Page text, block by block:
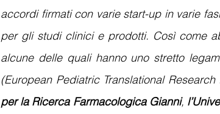
accordi firmati con varie start-up in varie
per gli studi clinici e prodotti. Così come
alcune delle quali hanno uno stretto
(European Pediatric Translational
per la Ricerca Farmacologica Gianni,